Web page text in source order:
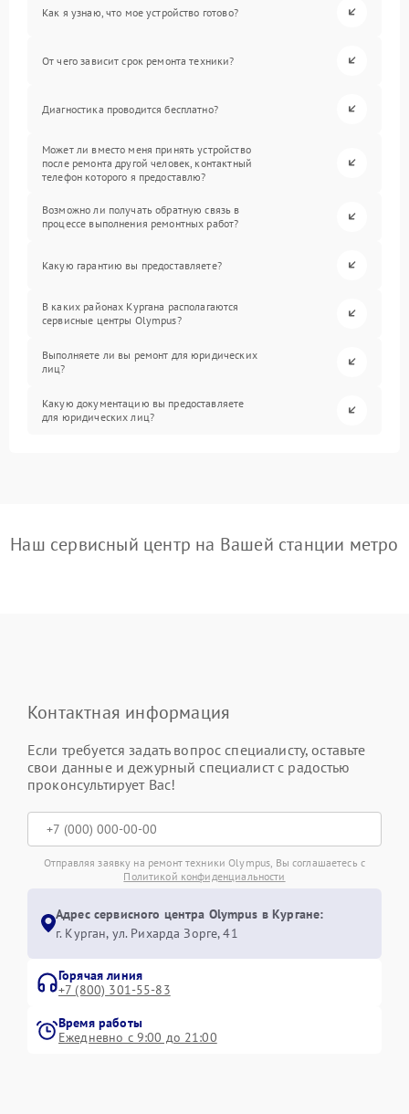
Как я узнаю, что мое устройство готово?
От чего зависит срок ремонта техники?
Диагностика проводится бесплатно?
Может ли вместо меня принять устройство
после ремонта другой человек, контактный
телефон которого я предоставлю?
Возможно ли получать обратную связь в
процессе выполнения ремонтных работ?
Какую гарантию вы предоставляете?
В каких районах Кургана располагаются
сервисные центры Olympus?
Выполняете ли вы ремонт для юридических
лиц?
Какую документацию вы предоставляете
для юридических лиц?
Наш сервисный центр на Вашей станции метро
Контактная информация
Если требуется задать вопрос специалисту, оставьте
свои данные и дежурный специалист с радостью
проконсультирует Вас!
Отправляя заявку на ремонт техники Olympus, Вы соглашаетесь с
Политикой конфиденциальности
Адрес сервисного центра Olympus в Кургане:
г. Курган, ул. Рихарда Зорге, 41
Горячая линия
+7 (800) 301-55-83
Время работы
Ежедневно с 9:00 до 21:00